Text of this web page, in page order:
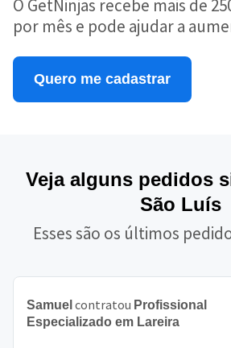
O GetNinjas recebe mais de
por mês e pode ajudar a
Quero me cadastrar
Veja alguns pedidos
São Luís
Esses são os últimos
Samuel contratou Profissional
Especializado em Lareira